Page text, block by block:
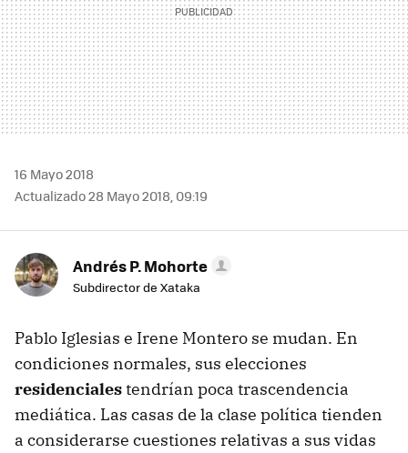
16 Mayo 2018
Actualizado 28 Mayo 2018, 09:19
Andrés P. Mohorte
Subdirector de Xataka
Pablo Iglesias e Irene Montero se mudan. En
condiciones normales, sus elecciones
residencialestendrían poca trascendencia
mediática. Las casas de la clase política tienden
a considerarse cuestiones relativas a sus vidas